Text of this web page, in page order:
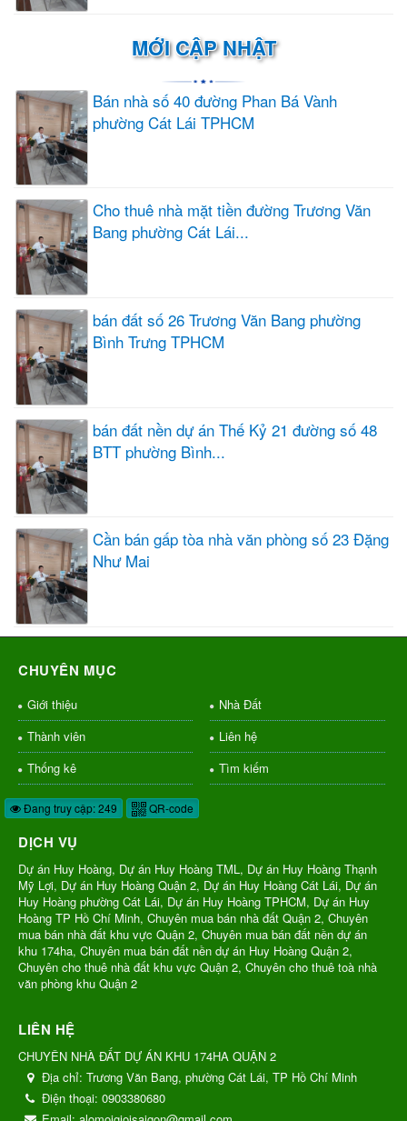
MỚI CẬP NHẬT
Bán nhà số 40 đường Phan Bá Vành
phường Cát Lái TPHCM
Cho thuê nhà mặt tiền đường Trương Văn
Bang phường Cát Lái...
bán đất số 26 Trương Văn Bang phường
Bình Trưng TPHCM
bán đất nền dự án Thế Kỷ 21 đường số 48
BTT phường Bình...
Cần bán gấp tòa nhà văn phòng số 23 Đặng
Như Mai
CHUYÊN MỤC
Giới thiệu
Nhà Đất
Thành viên
Liên hệ
Thống kê
Tìm kiếm
Đang truy cập: 249 QR-code
DỊCH VỤ
Dự án Huy Hoàng, Dự án Huy Hoàng TML, Dự án Huy Hoàng Thạnh
Mỹ Lợi, Dự án Huy Hoàng Quận 2, Dự án Huy Hoàng Cát Lái, Dự án
Huy Hoàng phường Cát Lái, Dự án Huy Hoàng TPHCM, Dự án Huy
Hoàng TP Hồ Chí Minh, Chuyên mua bán nhà đất Quận 2, Chuyên
mua bán nhà đất khu vực Quận 2, Chuyên mua bán đất nền dự án
khu 174ha, Chuyên mua bán đất nền dự án Huy Hoàng Quận 2,
Chuyên cho thuê nhà đất khu vực Quận 2, Chuyên cho thuê toà nhà
văn phòng khu Quận 2
LIÊN HỆ
CHUYÊN NHÀ ĐẤT DỰ ÁN KHU 174HA QUẬN 2
Địa chỉ: Trương Văn Bang, phường Cát Lái, TP Hồ Chí Minh
Điện thoại: 0903380680